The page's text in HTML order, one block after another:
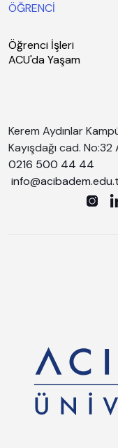
ÖĞRENCİ
Öğrenci İşleri
ACU'da Yaşam
Kerem Aydınlar
Kayışdağı cad.
0216 500 44 44